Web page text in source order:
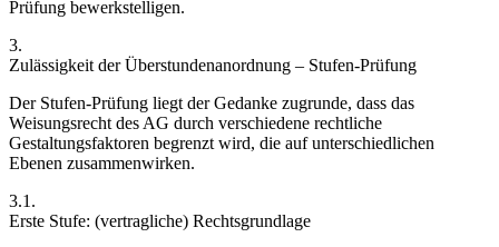
Prüfung bewerkstelligen.
3.
Zulässigkeit der Überstundenanordnung – Stufen-Prüfung
Der Stufen-Prüfung liegt der Gedanke zugrunde, dass das
Weisungsrecht des AG durch verschiedene rechtliche
Gestaltungsfaktoren begrenzt wird, die auf unterschiedlichen
Ebenen zusammenwirken.
3.1.
Erste Stufe: (vertragliche) Rechtsgrundlage